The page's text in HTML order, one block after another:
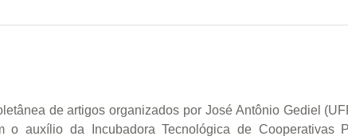
de artigos organizados por José Antônio Gediel
o auxílio da Incubadora Tecnológica de Cooperativas